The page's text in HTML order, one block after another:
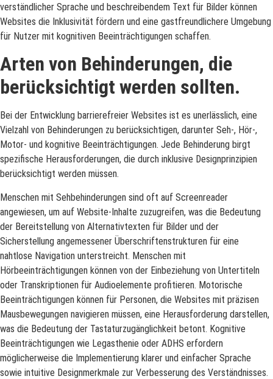
verständlicher Sprache und beschreibendem Text für Bilder können
Websites die Inklusivität fördern und eine gastfreundlichere Umgebung
für Nutzer mit kognitiven Beeinträchtigungen schaffen.
Arten von Behinderungen, die
berücksichtigt werden sollten.
Bei der Entwicklung barrierefreier Websites ist es unerlässlich, eine
Vielzahl von Behinderungen zu berücksichtigen, darunter Seh-, Hör-,
Motor- und kognitive Beeinträchtigungen. Jede Behinderung birgt
spezifische Herausforderungen, die durch inklusive Designprinzipien
berücksichtigt werden müssen.
Menschen mit Sehbehinderungen sind oft auf Screenreader
angewiesen, um auf Website-Inhalte zuzugreifen, was die Bedeutung
der Bereitstellung von Alternativtexten für Bilder und der
Sicherstellung angemessener Überschriftenstrukturen für eine
nahtlose Navigation unterstreicht. Menschen mit
Hörbeeinträchtigungen können von der Einbeziehung von Untertiteln
oder Transkriptionen für Audioelemente profitieren. Motorische
Beeinträchtigungen können für Personen, die Websites mit präzisen
Mausbewegungen navigieren müssen, eine Herausforderung darstellen,
was die Bedeutung der Tastaturzugänglichkeit betont. Kognitive
Beeinträchtigungen wie Legasthenie oder ADHS erfordern
möglicherweise die Implementierung klarer und einfacher Sprache
sowie intuitive Designmerkmale zur Verbesserung des Verständnisses.